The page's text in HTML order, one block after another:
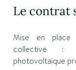
Le contrat
Mise en place
collective :
photovoltaïque